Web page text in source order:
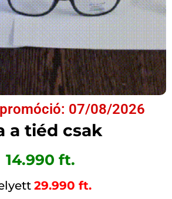
07/08/2026
a tiéd csak
14.990 ft.
29.990 ft.